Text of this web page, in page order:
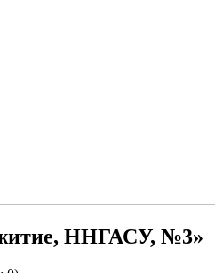
ННГАСУ, №3»